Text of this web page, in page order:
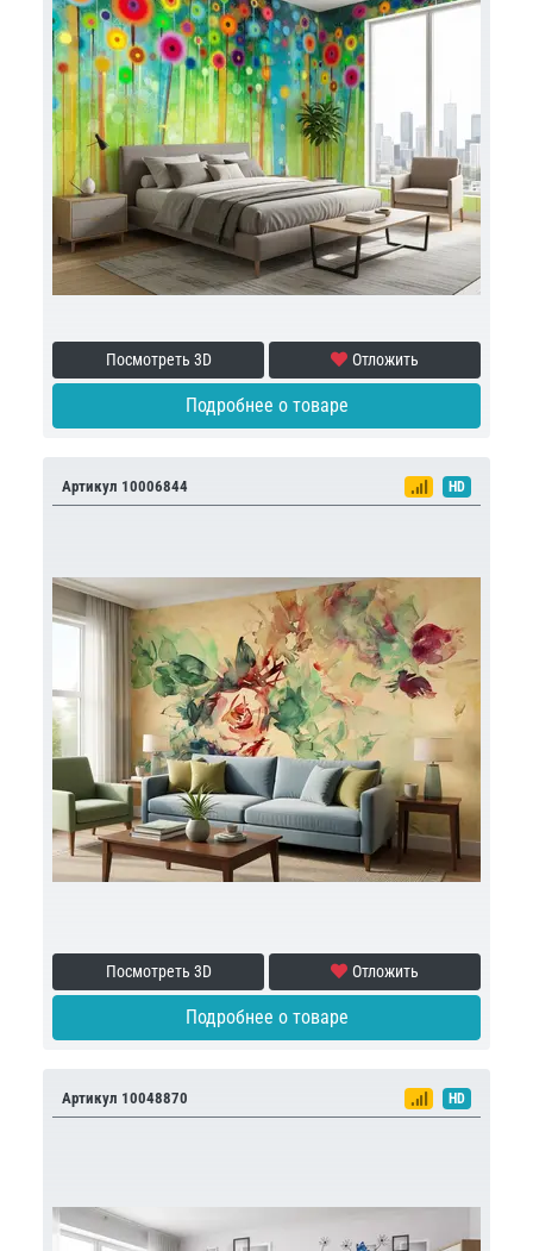
Посмотреть 3D Отложить
Подробнее о товаре
Артикул 10006844 HD
Посмотреть 3D Отложить
Подробнее о товаре
Артикул 10048870 HD